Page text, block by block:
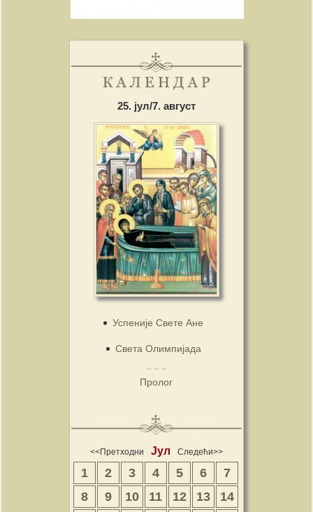
25. јул/7. август
Успеније Свете Ане
Света Олимпијада
Пролог
<<Претходни Јул Следећи>>
1 2 3 4 5 6
7
8
9 10 11 12 13
14